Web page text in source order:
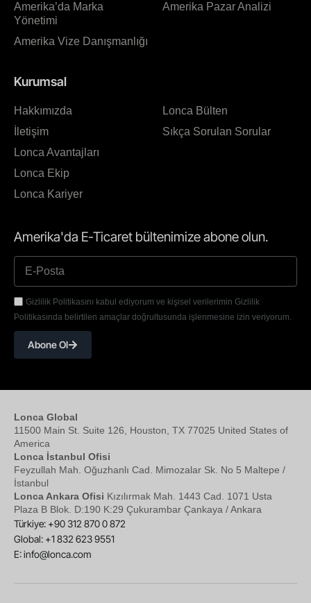
Amerika’da Marka
Yönetimi
Amerika Vize Danışmanlığı
Amerika Pazar Analizi
Kurumsal
Hakkımızda
İletişim
Lonca Avantajları
Lonca Ekip
Lonca Kariyer
Lonca Bülten
Sıkça Sorulan Sorular
Amerika'da E-Ticaret bültenimize abone olun.
Gizlilik Politikasını kabul ediyorum ve kişisel verilerimin Gizlilik
Politikasında belirtilen amaçlar doğrultusunda işlenmesine izin veriyorum.
Abone Ol
Lonca Global
11500 Main St. Suite 126, Houston, TX 77025 United States of
America
Lonca İstanbul Ofisi
Feyzullah Mah. Oğuzhanlı Cad. Mimozalar Sk. No 5 Maltepe /
İstanbul
Lonca Ankara Ofisi Kızılırmak Mah. 1443 Cad. 1071 Usta
Plaza B Blok. D:190 K:29 Çukurambar Çankaya / Ankara
Türkiye: +90 312 870 0 872
Global: +1 832 623 9551
E:info@lonca.com